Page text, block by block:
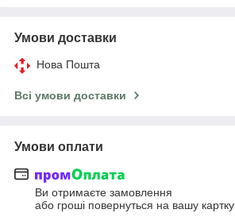
Умови доставки
Нова Пошта
Всі умови доставки
Умови оплати
Ви отримаєте замовлення
або гроші повернуться на вашу картку